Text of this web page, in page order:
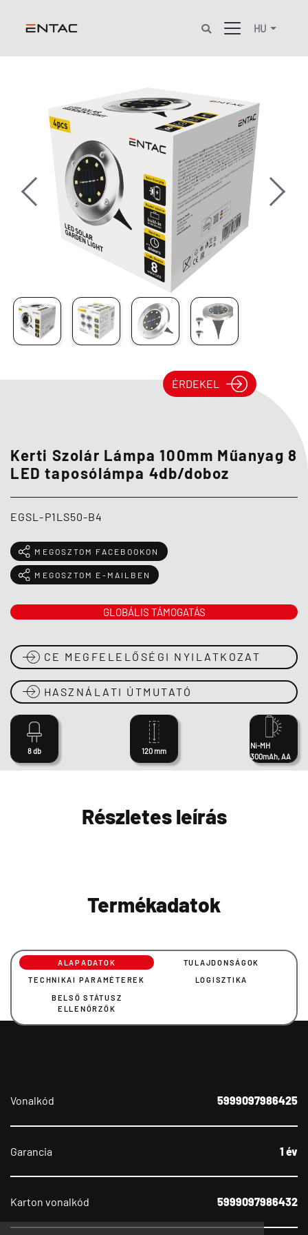
HU
Previous Next
ÉRDEKEL
Kerti Szolár Lámpa 100mm Műanyag 8
LED taposólámpa 4db/doboz
EGSL-P1LS50-B4
MEGOSZTOM FACEBOOKON
MEGOSZTOM E-MAILBEN
GLOBÁLIS TÁMOGATÁS
CE MEGFELELŐSÉGI NYILATKOZAT
HASZNÁLATI ÚTMUTATÓ
8 db 120 mm
Ni-MH
300mAh, AA
Részletes leírás
Termékadatok
ALAPADATOK
TULAJDONSÁGOK
TECHNIKAI PARAMÉTEREK
LOGISZTIKA
BELSŐ STÁTUSZ
ELLENŐRZŐK
Vonalkód 5999097986425
Garancia 1 év
Karton vonalkód 5999097986432